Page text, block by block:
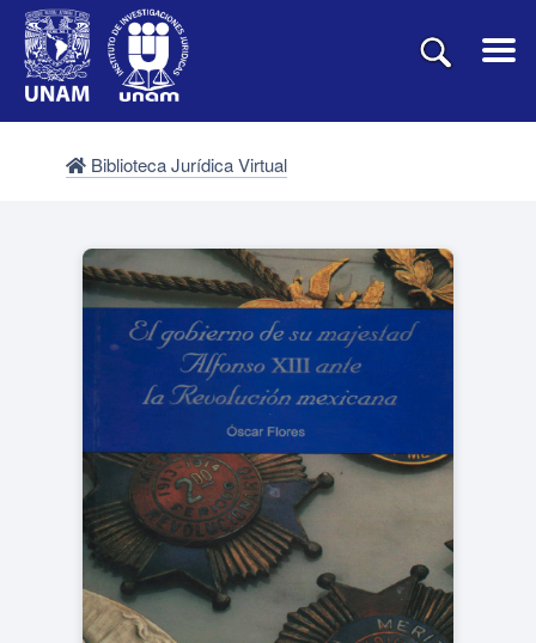
Biblioteca Jurídica Virtual